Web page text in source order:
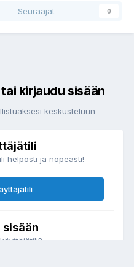
Seuraajat 0
kirjaudu sisään
keskusteluun
helposti ja nopeasti!